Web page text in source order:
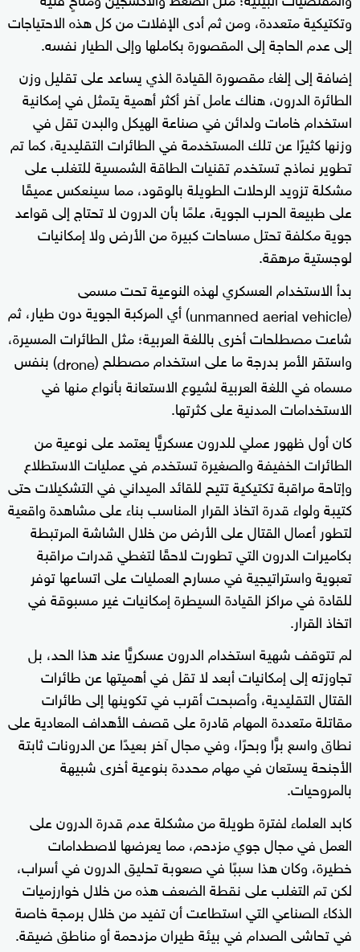
وتكتيكية متعددة، ومن ثم أدى الإفلات من كل هذه الاحتياجات
إلى عدم الحاجة إلى المقصورة بكاملها وإلى الطيار نفسه.
إضافة إلى إلغاء مقصورة القيادة الذي يساعد على تقليل وزن
الطائرة الدرون، هناك عامل آخر أكثر أهمية يتمثل في إمكانية
استخدام خامات ولدائن في صناعة الهيكل والبدن تقل في
وزنها كثيرًا عن تلك المستخدمة في الطائرات التقليدية، كما تم
تطوير نماذج تستخدم تقنيات الطاقة الشمسية للتغلب على
مشكلة تزويد الرحلات الطويلة بالوقود، مما سينعكس عميقًا
على طبيعة الحرب الجوية، علمًا بأن الدرون لا تحتاج إلى قواعد
جوية مكلفة تحتل مساحات كبيرة من الأرض ولا إمكانيات
لوجستية مرهقة.
بدأ الاستخدام العسكري لهذه النوعية تحت مسمى
(
unmanned aerial vehicle) أي المركبة الجوية دون طيار، ثم
شاعت مصطلحات أخرى باللغة العربية؛ مثل الطائرات المسيرة،
واستقر الأمر بدرجة ما على استخدام مصطلح (drone) بنفس
مسماه في اللغة العربية لشيوع الاستعانة بأنواع منها في
الاستخدامات المدنية على كثرتها.
كان أول ظهور عملي للدرون عسكريًّا يعتمد على نوعية من
الطائرات الخفيفة والصغيرة تستخدم في عمليات الاستطلاع
وإتاحة مراقبة تكتيكية تتيح للقائد الميداني في التشكيلات حتى
كتيبة ولواء قدرة اتخاذ القرار المناسب بناء على مشاهدة واقعية
لتطور أعمال القتال على الأرض من خلال الشاشة المرتبطة
بكاميرات الدرون التي تطورت لاحقًا لتغطي قدرات مراقبة
تعبوية واستراتيجية في مسارح العمليات على اتساعها توفر
للقادة في مراكز القيادة السيطرة إمكانيات غير مسبوقة في
اتخاذ القرار.
لم تتوقف شهية استخدام الدرون عسكريًّا عند هذا الحد، بل
تجاوزته إلى إمكانيات أبعد لا تقل في أهميتها عن طائرات
القتال التقليدية، وأصبحت أقرب في تكوينها إلى طائرات
مقاتلة متعددة المهام قادرة على قصف الأهداف المعادية على
نطاق واسع برًّا وبحرًا، وفي مجال آخر بعيدًا عن الدرونات ثابتة
الأجنحة يستعان في مهام محددة بنوعية أخرى شبيهة
بالمروحيات.
كابد العلماء لفترة طويلة من مشكلة عدم قدرة الدرون على
العمل في مجال جوي مزدحم، مما يعرضها لاصطدامات
خطيرة، وكان هذا سببًا في صعوبة تحليق الدرون في أسراب،
لكن تم التغلب على نقطة الضعف هذه من خلال خوارزميات
الذكاء الصناعي التي استطاعت أن تفيد من خلال برمجة خاصة
في تحاشى الصدام في بيئة طيران مزدحمة أو مناطق ضيقة.